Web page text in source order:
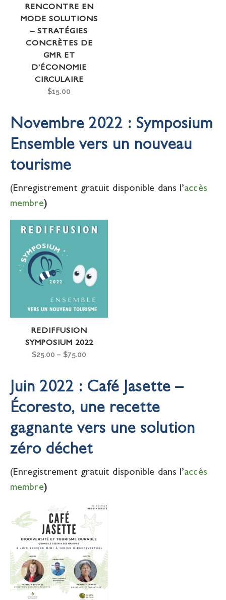
RENCONTRE EN
MODE SOLUTIONS
– STRATÉGIES
CONCRÈTES DE
GMR ET
D’ÉCONOMIE
CIRCULAIRE
$15.00
Novembre 2022 : Symposium
Ensemble vers un nouveau
tourisme
(Enregistrement gratuit disponible dans l’accès
membre)
REDIFFUSION
SYMPOSIUM 2022
$25.00 – $75.00
Juin 2022 : Café Jasette –
Écoresto, une recette
gagnante vers une solution
zéro déchet
(Enregistrement gratuit disponible dans l’accès
membre)